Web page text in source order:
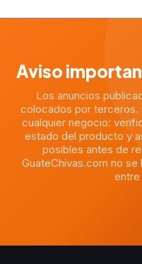
Aviso
Los anuncios
colocados por terceros.
cualquier negocio:
estado del producto y
posibles antes de
GuateChivas.com no
entre